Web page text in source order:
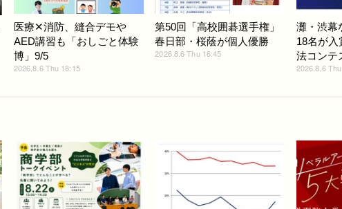
医療✕消防、縫合デモや
AED講習も「おしごと体験
博」9/5
2026.8.6 Thu 18:15
第50回「高校囲碁選手権」
春日部・桜蔭が個人優勝
2026.8.6 Thu 16:45
灘・渋幕
18名が
法コンテ
2026.8.6